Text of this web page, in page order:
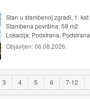
Stan u stambenoj zgradi, 1. kat
Stambena površina: 59 m2
Lokacija: Podstrana, Podstrana
Objavljen:06.08.2026.
3 4 5 6 7-12